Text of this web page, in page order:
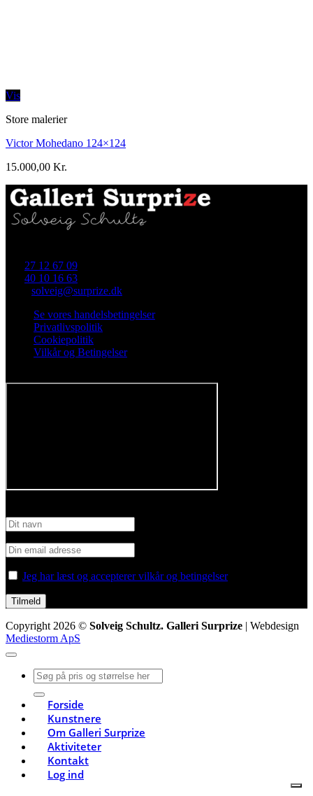
Vis
Store malerier
Victor Mohedano 124×124
15.000,00 Kr.
27 12 67 09
40 10 16 63
solveig@surprize.dk
Se vores handelsbetingelser
Privatlivspolitik
Cookiepolitik
Vilkår og Betingelser
Jeg har læst og accepterer vilkår og betingelser
Copyright 2026 © Solveig Schultz. Galleri Surprize | Webdesign
Mediestorm ApS
Søg
Forside
Kunstnere
Om Galleri Surprize
Aktiviteter
Kontakt
Log ind